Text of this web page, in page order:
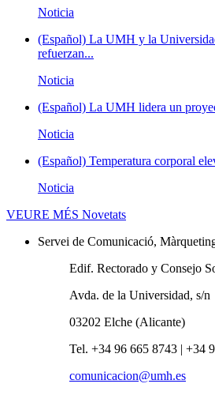
Noticia
(Español) La UMH y la
refuerzan...
Noticia
(Español) La UMH lidera un
Noticia
(Español) Temperatura corporal
Noticia
VEURE MÉS Novetats
Servei de Comunicació,
Edif. Rectorado y Consejo
Avda. de la Universidad, s/n
03202 Elche (Alicante)
Tel. +34 96 665 8743 | +34
comunicacion@umh.es